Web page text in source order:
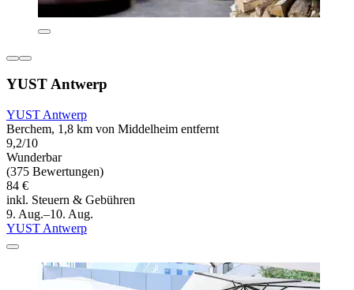
YUST Antwerp
YUST Antwerp
Berchem, 1,8 km von Middelheim entfernt
9,2/10
Wunderbar
(375 Bewertungen)
84 €
inkl. Steuern & Gebühren
9. Aug.–10. Aug.
YUST Antwerp